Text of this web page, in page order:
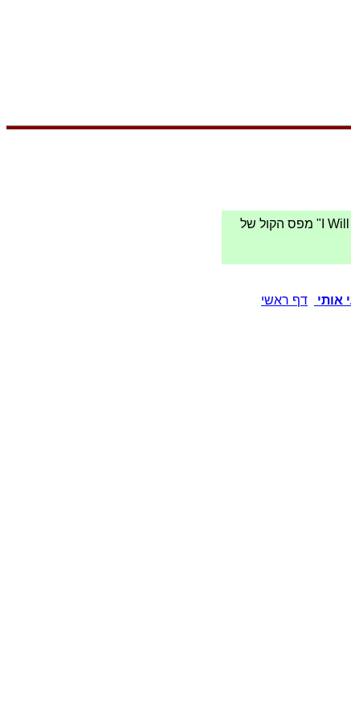
"וויטני יוסטון תמיד תאהב" -מבוסס כמובן על השיר שפירסם את וויטני יוסטון "I Will Always Love You" מפס הקול של
אותי דף ראשי